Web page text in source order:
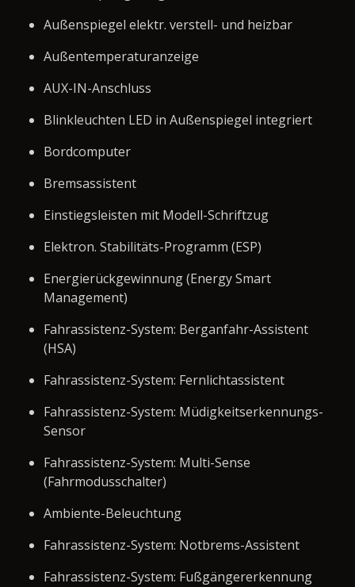
Außenspiegel elektr. verstell- und heizbar
Außentemperaturanzeige
AUX-IN-Anschluss
Blinkleuchten LED in Außenspiegel integriert
Bordcomputer
Bremsassistent
Einstiegsleisten mit Modell-Schriftzug
Elektron. Stabilitäts-Programm (ESP)
Energierückgewinnung (Energy Smart
Management)
Fahrassistenz-System: Berganfahr-Assistent
(HSA)
Fahrassistenz-System: Fernlichtassistent
Fahrassistenz-System: Müdigkeitserkennungs-
Sensor
Fahrassistenz-System: Multi-Sense
(Fahrmodusschalter)
Ambiente-Beleuchtung
Fahrassistenz-System: Notbrems-Assistent
Fahrassistenz-System: Fußgängererkennung